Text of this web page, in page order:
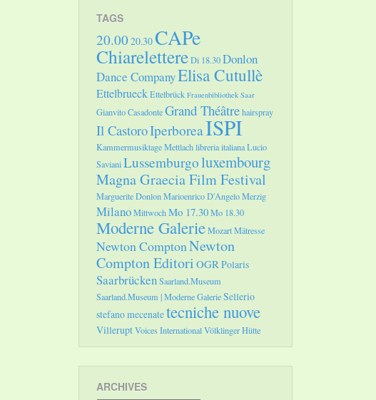
TAGS
20.00 20.30CAPe
ChiarelettereDi 18.30Donlon
Dance CompanyElisa Cutullè
EttelbrueckEttelbrück Frauenbibliothek Saar
Gianvito CasadonteGrand Théâtrehairspray
Il CastoroIperboreaISPI
Kammermusiktage Mettlachlibreria italianaLucio
SavianiLussemburgoluxembourg
Magna Graecia Film Festival
Marguerite DonlonMarioenrico D'AngeloMerzig
MilanoMittwochMo 17.30Mo 18.30
Moderne GalerieMozartMätresse
Newton ComptonNewton
Compton Editori OGRPolaris
SaarbrückenSaarland.Museum
Saarland.Museum | Moderne GalerieSellerio
stefano mecenatetecniche nuove
VilleruptVoices InternationalVölklinger Hütte
ARCHIVES